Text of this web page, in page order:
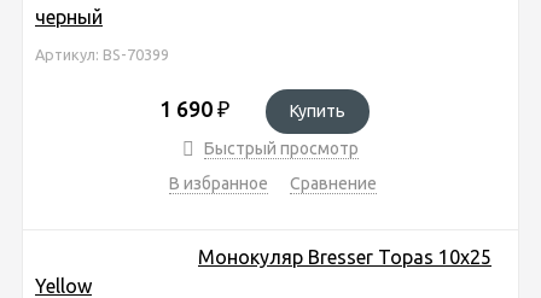
черный
Артикул: BS-70399
1 690 ₽
Купить
Быстрый просмотр
В избранное
Сравнение
Монокуляр Bresser Topas 10x25
Yellow